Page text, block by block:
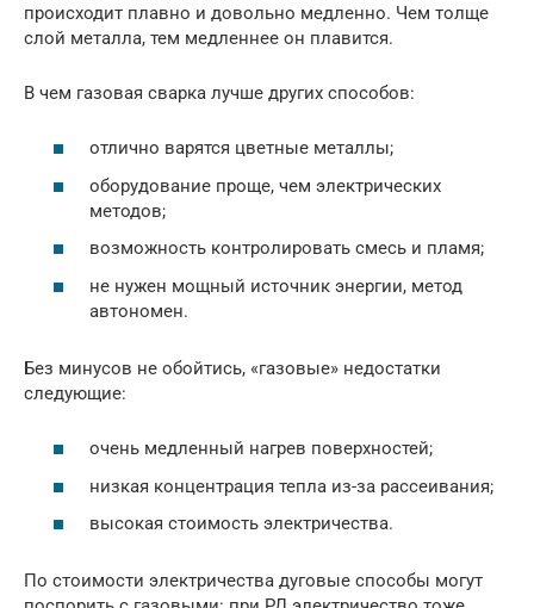
происходит плавно и довольно медленно. Чем толще
слой металла, тем медленнее он плавится.
В чем газовая сварка лучше других способов:
отлично варятся цветные металлы;
оборудование проще, чем электрических
методов;
возможность контролировать смесь и пламя;
не нужен мощный источник энергии, метод
автономен.
Без минусов не обойтись, «газовые» недостатки
следующие:
очень медленный нагрев поверхностей;
низкая концентрация тепла из-за рассеивания;
высокая стоимость электричества.
По стоимости электричества дуговые способы могут